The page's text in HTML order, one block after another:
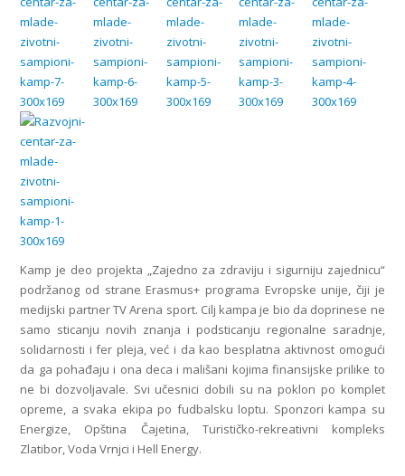
Kamp je deo projekta „Zajedno za zdraviju i sigurniju zajednicu“
podržanog od strane Erasmus+ programa Evropske unije, čiji je
medijski partner TV Arena sport. Cilj kampa je bio da doprinese ne
samo sticanju novih znanja i podsticanju regionalne saradnje,
solidarnosti i fer pleja, već i da kao besplatna aktivnost omogući
da ga pohađaju i ona deca i mališani kojima finansijske prilike to
ne bi dozvoljavale. Svi učesnici dobili su na poklon po komplet
opreme, a svaka ekipa po fudbalsku loptu. Sponzori kampa su
Energize, Opština Čajetina, Turističko-rekreativni kompleks
Zlatibor, Voda Vrnjci i Hell Energy.